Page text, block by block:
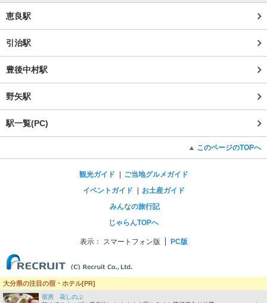
恵良駅
引治駅
豊後中村駅
野矢駅
駅一覧(PC)
このページのTOPへ
観光ガイド
ご当地グルメガイド
イベントガイド
お土産ガイド
みんなの旅行記
じゃらんTOPへ
表示： スマートフォン版 PC版
大分県の注目の宿・ホテル[PR]
宿房 花しのぶ